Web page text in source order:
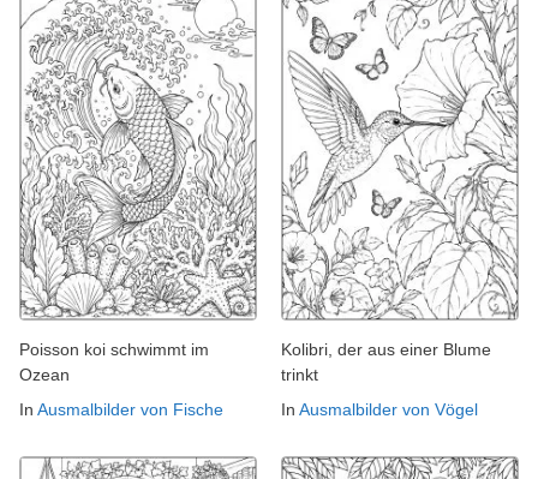
Poisson koi schwimmt im
Ozean
In Ausmalbilder von Fische
Kolibri, der aus einer Blume
trinkt
In Ausmalbilder von Vögel